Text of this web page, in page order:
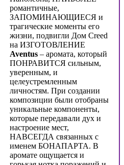
романтичные,
ЗАПОМИНАЮЩИЕСЯ и
трагические моменты его
жизни, подвигли Дом Creed
на ИЗГОТОВЛЕНИЕ
Aventus – аромата, который
ПОНРАВИТСЯ сильным,
уверенным, и
целеустремленным
личностям. При создании
композиции были отобраны
уникальные компоненты,
которые передавали дух и
настроение мест,
НАВСЕГДА связанных с
именем БОНАПАРТА. В
аромате ощущается и